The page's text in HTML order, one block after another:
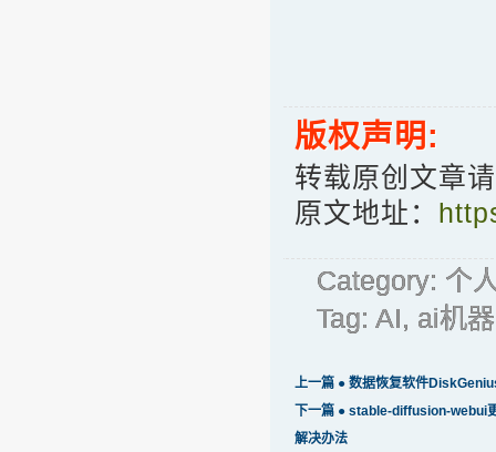
版权声明:
转载原创文章
原文地址：
Category: 个
Tag: AI, ai机
上一篇 ● 数据恢复软件
下一篇 ● stable-diffusion-webui
解决办法